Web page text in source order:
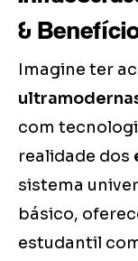
&
Imagine ter
com
realidade dos
sistema
básico,
estudantil